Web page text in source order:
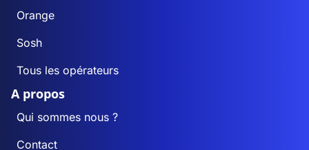
Orange
Sosh
Tous les opérateurs
A propos
Qui sommes nous ?
Contact